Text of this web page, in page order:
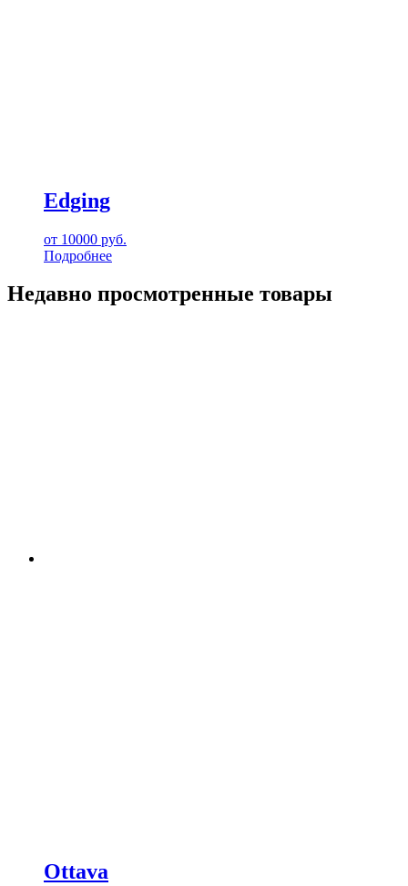
Edging
от 10000 руб.
Подробнее
Недавно просмотренные товары
Ottava